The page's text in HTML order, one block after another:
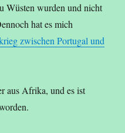
Wüsten wurden und nicht
hat es mich
zwischen Portugal und
aus Afrika, und es ist